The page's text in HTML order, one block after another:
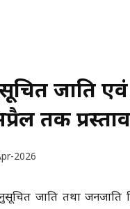
जाति एवं
तक
2026
जाति तथा जनजाति